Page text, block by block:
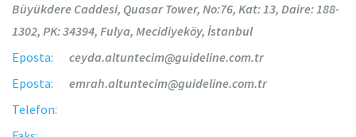
Büyükdere Caddesi, Quasar Tower, No:76, Kat: 13, Daire: 188-
1302, PK: 34394, Fulya, Mecidiyeköy, İstanbul
Eposta:
ceyda.altuntecim@guideline.com.tr
Eposta:
emrah.altuntecim@guideline.com.tr
Telefon: